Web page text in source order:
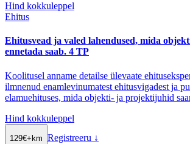
Hind kokkuleppel
Ehitus
Ehitusvead ja valed lahendused, mida
ennetada saab. 4 TP
Koolitusel anname detailse ülevaate
ilmnenud enamlevinumatest ehitusvigadest ja
elamuehituses, mida objekti- ja projektijuhid
Hind kokkuleppel
129€+km Registreeru ↓